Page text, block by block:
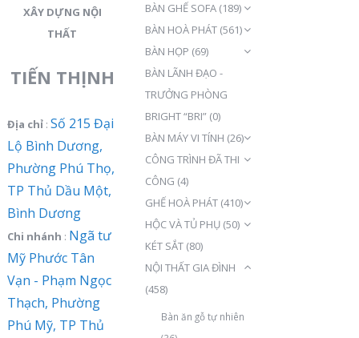
XÂY DỰNG NỘI
THẤT
TIẾN THỊNH
Địa chỉ: Số 215 Đại
Lộ Bình Dương,
Phường Phú Thọ,
TP Thủ Dầu Một,
Bình Dương
Chi nhánh : Ngã tư
Mỹ Phước Tân
Vạn - Phạm Ngọc
Thạch, Phường
Phú Mỹ, TP Thủ
BÀN GHẾ SOFA (189)
BÀN HOÀ PHÁT (561)
BÀN HỌP (69)
BÀN LÃNH ĐẠO -
TRƯỞNG PHÒNG
BRIGHT “BRI” (0)
BÀN MÁY VI TÍNH (26)
CÔNG TRÌNH ĐÃ THI
CÔNG (4)
GHẾ HOÀ PHÁT (410)
HỘC VÀ TỦ PHỤ (50)
KÉT SẮT (80)
NỘI THẤT GIA ĐÌNH
(458)
Bàn ăn gỗ tự nhiên